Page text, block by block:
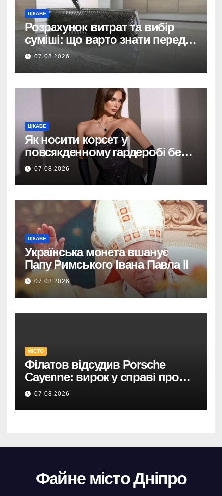
ЦІКАВЕ
Розрахунок витрат та вибір
суміші: що варто знати перед
тим, як купити наливну підлогу
07.08.2026
ЦІКАВЕ
Як носити корсет у
повсякденному гардеробі без
надмірної театральності
07.08.2026
ЦІКАВЕ
Українська монета вшанує
Папу Римського Івана Павла II
07.08.2026
МІСТО
Філатов відсудив Porsche
Cayenne: вирок у справі про
фейк.
07.08.2026
Файне місто Дніпро